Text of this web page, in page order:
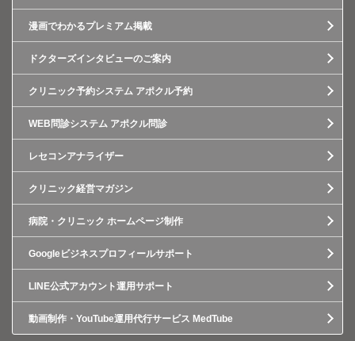
漫画でわかるプレミアム掲載
ドクターズインタビューのご案内
クリニック予約システム アポクル予約
WEB問診システム アポクル問診
レセコンアナライザー
クリニック経営マガジン
病院・クリニック ホームページ制作
Googleビジネスプロフィールサポート
LINE公式アカウント運用サポート
動画制作・YouTube運用代行サービス MedTube